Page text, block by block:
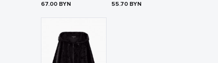
67.00 BYN
55.70 BYN